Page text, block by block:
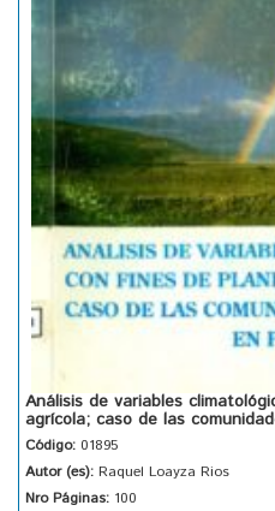
Análisis de variables
agrícola; caso de las
Código: 01895
Autor (es): Raquel Loayza Rios
Nro Páginas: 100